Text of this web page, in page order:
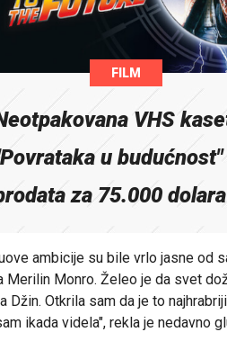
FILM
VHS
u budućnost"
za 75.000 dolara
ambicije su bile vrlo jasne od
Merilin Monro. Želeo je da svet
Džin. Otkrila sam da je to
ikada videla", rekla je nedavno